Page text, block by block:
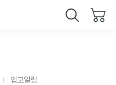
입고알림